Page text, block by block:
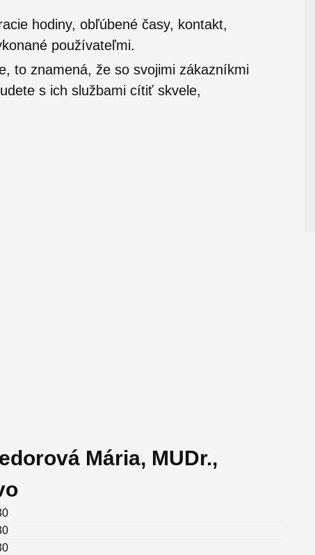
hodiny, obľúbené časy, kontakt,
používateľmi.
to znamená, že so svojimi zákazníkmi
s ich službami cítiť skvele,
Mária, MUDr.,